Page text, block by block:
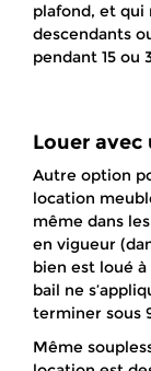
plafond, et qui
descendants
pendant 15 ou
Louer
Autre option
location
même dans
en vigueur
bien est loué
bail ne
terminer sous
Même